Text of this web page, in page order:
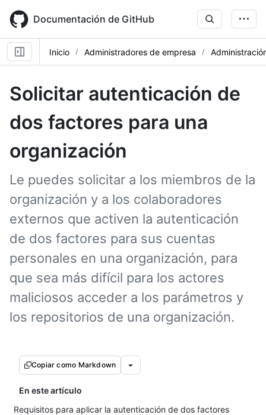
main
content
Documentación de GitHub
Inicio Administradores de empresa
Solicitar autenticación de
dos factores para una
organización
Le puedes solicitar a los miembros de la
organización y a los colaboradores
externos que activen la autenticación
de dos factores para sus cuentas
personales en una organización, para
que sea más difícil para los actores
maliciosos acceder a los parámetros y
los repositorios de una organización.
Copiar como Markdown
En este artículo
Requisitos para aplicar la autenticación de dos factores